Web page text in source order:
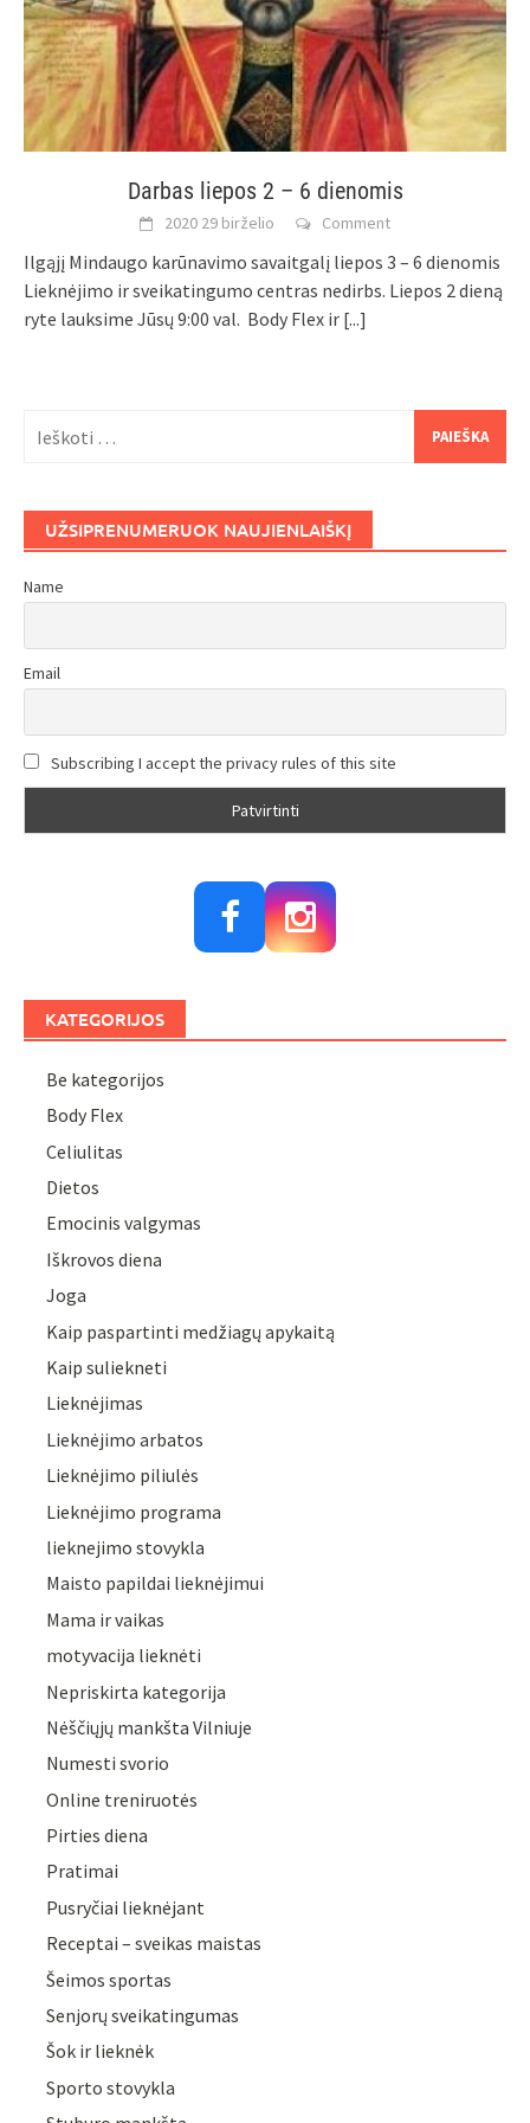
Darbas liepos 2 – 6 dienomis
2020 29 birželio Comment
Ilgąjį Mindaugo karūnavimo savaitgalį liepos 3 – 6 dienomis
Lieknėjimo ir sveikatingumo centras nedirbs. Liepos 2 dieną
ryte lauksime Jūsų 9:00 val. Body Flex ir [...]
UŽSIPRENUMERUOK NAUJIENLAIŠKĮ
Name
Email
Subscribing I accept the privacy rules of this site
KATEGORIJOS
Be kategorijos
Body Flex
Celiulitas
Dietos
Emocinis valgymas
Iškrovos diena
Joga
Kaip paspartinti medžiagų apykaitą
Kaip suliekneti
Lieknėjimas
Lieknėjimo arbatos
Lieknėjimo piliulės
Lieknėjimo programa
lieknejimo stovykla
Maisto papildai lieknėjimui
Mama ir vaikas
motyvacija lieknėti
Nepriskirta kategorija
Nėščiųjų mankšta Vilniuje
Numesti svorio
Online treniruotės
Pirties diena
Pratimai
Pusryčiai lieknėjant
Receptai – sveikas maistas
Šeimos sportas
Senjorų sveikatingumas
Šok ir lieknėk
Sporto stovykla